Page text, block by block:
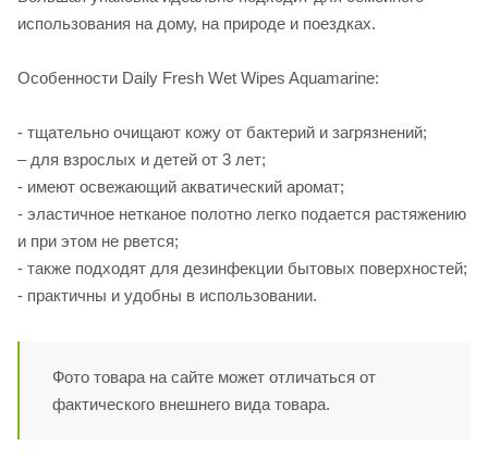
использования на дому, на природе и поездках.
Особенности Daily Fresh Wet Wipes Aquamarine:
- тщательно очищают кожу от бактерий и загрязнений;
– для взрослых и детей от 3 лет;
- имеют освежающий акватический аромат;
- эластичное нетканое полотно легко подается растяжению
и при этом не рвется;
- также подходят для дезинфекции бытовых поверхностей;
- практичны и удобны в использовании.
Фото товара на сайте может отличаться от
фактического внешнего вида товара.